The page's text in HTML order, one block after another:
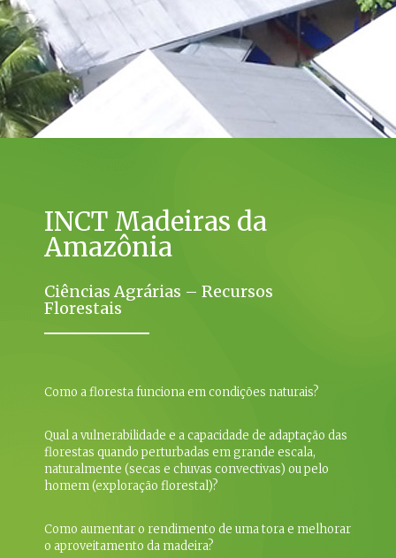
Como a floresta funciona em condições naturais?
Qual a vulnerabilidade e a capacidade de adaptação das
florestas quando perturbadas em grande escala,
naturalmente (secas e chuvas convectivas) ou pelo
homem (exploração florestal)?
INCT Madeiras da
Amazônia
Ciências Agrárias – Recursos
Florestais
Como a floresta funciona em condições naturais?
Qual a vulnerabilidade e a capacidade de adaptação das
florestas quando perturbadas em grande escala,
naturalmente (secas e chuvas convectivas) ou pelo
homem (exploração florestal)?
Como aumentar o rendimento de uma tora e melhorar
o aproveitamento da madeira?